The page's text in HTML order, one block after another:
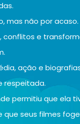
mas não por
e
ação e
respeitada.
permitiu que ela
seus filmes